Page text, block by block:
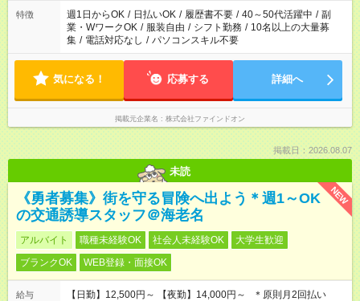
特徴 週1日からOK / 日払いOK / 履歴書不要 / 40～50代活躍中 / 副
業・WワークOK / 服装自由 / シフト勤務 / 10名以上の大量募
集 / 電話対応なし / パソコンスキル不要
気になる！ 応募する 詳細へ
掲載元企業名 株式会社ファインドオン
掲載日：2026.08.07
未読
NEW
《勇者募集》街を守る冒険へ出よう＊週1～OK
の交通誘導スタッフ＠海老名
アルバイト 職種未経験OK 社会人未経験OK
大学生歓迎
ブランクOK
WEB登録・面接OK
給与
【日勤】12,500円～ 【夜勤】14,000円～ ＊原則月2回払い